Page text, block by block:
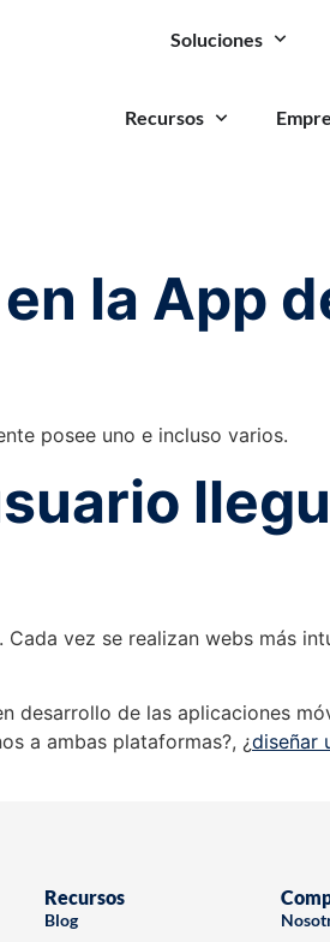
Soluciones
Recursos
la App
posee uno e incluso varios.
vez se realizan webs más
desarrollo de las aplicaciones
a ambas plataformas?, ¿diseñar
Recursos
Blog